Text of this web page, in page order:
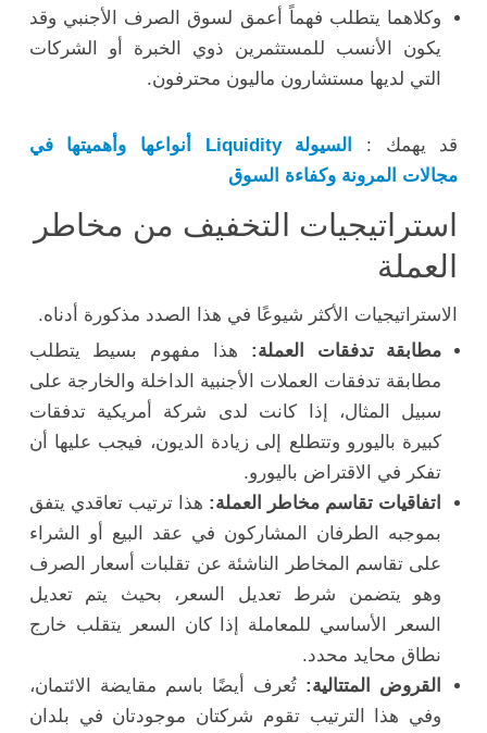
وكلاهما يتطلب فهماً أعمق لسوق الصرف الأجنبي وقد
يكون الأنسب للمستثمرين ذوي الخبرة أو الشركات
التي لديها مستشارون ماليون محترفون.
قد يهمك :
السيولة Liquidity أنواعها وأهميتها في
مجالات المرونة وكفاءة السوق
استراتيجيات التخفيف من مخاطر
العملة
الاستراتيجيات الأكثر شيوعًا في هذا الصدد مذكورة أدناه.
مطابقة تدفقات العملة: هذا مفهوم بسيط يتطلب
مطابقة تدفقات العملات الأجنبية الداخلة والخارجة على
سبيل المثال، إذا كانت لدى شركة أمريكية تدفقات
كبيرة باليورو وتتطلع إلى زيادة الديون، فيجب عليها أن
تفكر في الاقتراض باليورو.
اتفاقيات تقاسم مخاطر العملة: هذا ترتيب تعاقدي يتفق
بموجبه الطرفان المشاركون في عقد البيع أو الشراء
على تقاسم المخاطر الناشئة عن تقلبات أسعار الصرف
وهو يتضمن شرط تعديل السعر، بحيث يتم تعديل
السعر الأساسي للمعاملة إذا كان السعر يتقلب خارج
نطاق محايد محدد.
القروض المتتالية: تُعرف أيضًا باسم مقايضة الائتمان،
وفي هذا الترتيب تقوم شركتان موجودتان في بلدان